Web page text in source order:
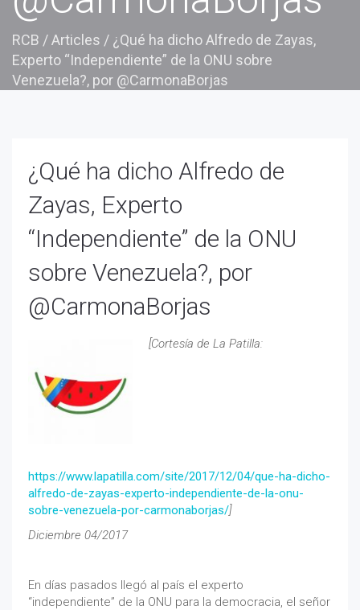
RCB /Articles / ¿Qué ha dicho Alfredo de Zayas,
Experto “Independiente” de la ONU sobre
Venezuela?, por @CarmonaBorjas
¿Qué ha dicho Alfredo de
Zayas, Experto
“Independiente” de la ONU
sobre Venezuela?, por
@CarmonaBorjas
[Cortesía de La Patilla:
https://www.lapatilla.com/site/2017/12/04/que-ha-dicho-
alfredo-de-zayas-experto-independiente-de-la-onu-
sobre-venezuela-por-carmonaborjas/]
Diciembre 04/2017
En días pasados llegó al país el experto
“independiente” de la ONU para la democracia, el señor